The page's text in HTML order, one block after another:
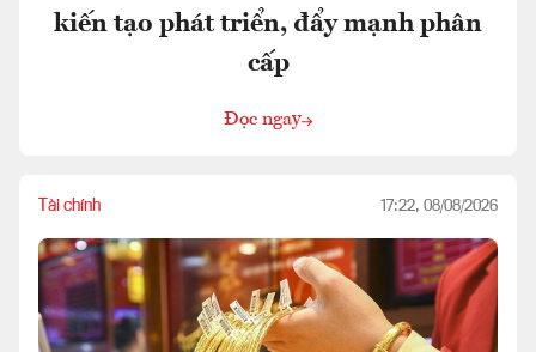
kiến tạo phát triển, đẩy mạnh phân
cấp
Đọc ngay
Tài chính 17:22, 08/08/2026